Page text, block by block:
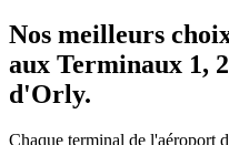
Nos meilleurs
aux Terminaux 1,
d'Orly.
Chaque terminal de l'aéroport